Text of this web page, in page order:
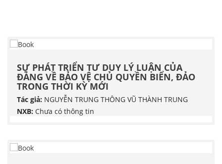
SỰ PHÁT TRIỂN TƯ DUY LÝ LUẬN CỦA
ĐẢNG VỀ BẢO VỆ CHỦ QUYỀN BIỂN, ĐẢO
TRONG THỜI KỲ MỚI
Tác giả: NGUYỄN TRUNG THÔNG VŨ THÀNH TRUNG
NXB: Chưa có thông tin